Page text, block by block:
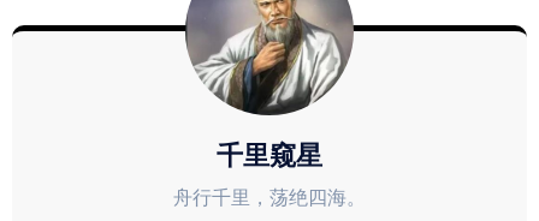
千里窥星
舟行千里，荡绝四海。